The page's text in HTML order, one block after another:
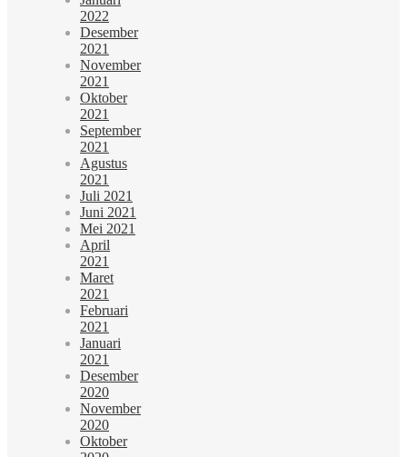
2022
Desember
2021
November
2021
Oktober
2021
September
2021
Agustus
2021
Juli 2021
Juni 2021
Mei 2021
April
2021
Maret
2021
Februari
2021
Januari
2021
Desember
2020
November
2020
Oktober